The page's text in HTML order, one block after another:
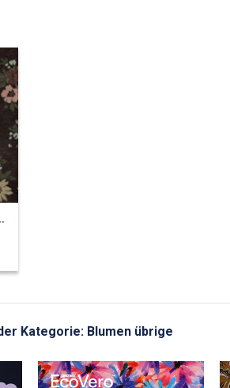
Kategorie: Blumen übrige